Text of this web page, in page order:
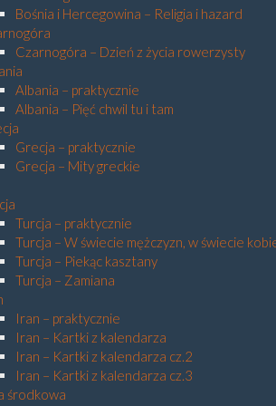
Bośnia i Hercegowina – Religia i hazard
Czarnogóra – Dzień z życia rowerzysty
Albania – praktycznie
Albania – Pięć chwil tu i tam
Grecja – praktycznie
Grecja – Mity greckie
Turcja – praktycznie
Turcja – W świecie mężczyzn, w świecie
Turcja – Piekąc kasztany
Turcja – Zamiana
Iran – praktycznie
Iran – Kartki z kalendarza
Iran – Kartki z kalendarza cz.2
Iran – Kartki z kalendarza cz.3
środkowa